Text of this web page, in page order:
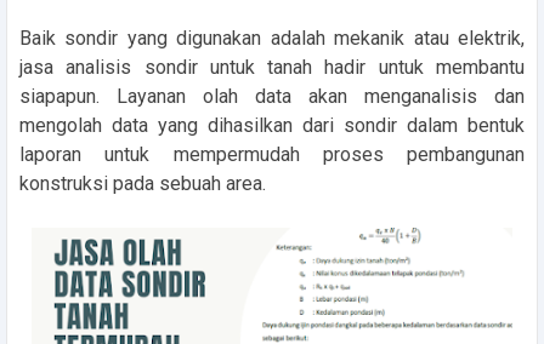
Baik sondir yang digunakan adalah mekanik atau elektrik,
jasa analisis sondir untuk tanah hadir untuk membantu
siapapun. Layanan olah data akan menganalisis dan
mengolah data yang dihasilkan dari sondir dalam bentuk
laporan untuk mempermudah proses pembangunan
konstruksi pada sebuah area.